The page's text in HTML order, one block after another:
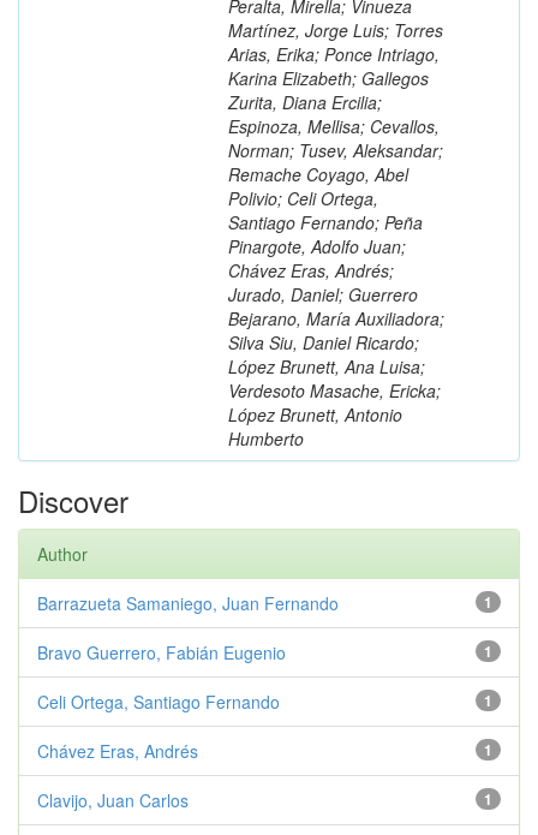
Peralta, Mirella; Vinueza
Martínez, Jorge Luis; Torres
Arias, Erika; Ponce Intriago,
Karina Elizabeth; Gallegos
Zurita, Diana Ercilia;
Espinoza, Mellisa; Cevallos,
Norman; Tusev, Aleksandar;
Remache Coyago, Abel
Polivio; Celi Ortega,
Santiago Fernando; Peña
Pinargote, Adolfo Juan;
Chávez Eras, Andrés;
Jurado, Daniel; Guerrero
Bejarano, María Auxiliadora;
Silva Siu, Daniel Ricardo;
López Brunett, Ana Luisa;
Verdesoto Masache, Ericka;
López Brunett, Antonio
Humberto
Discover
Author
1
Barrazueta Samaniego, Juan Fernando
1
Bravo Guerrero, Fabián Eugenio
1
Celi Ortega, Santiago Fernando
1
Chávez Eras, Andrés
1
Clavijo, Juan Carlos